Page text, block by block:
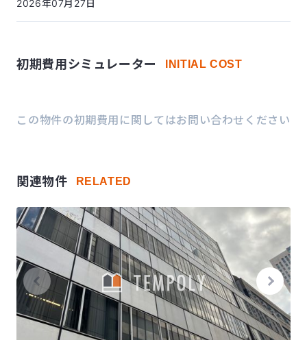
2026年07月27日
初期費用シミュレーター INITIAL COST
この物件の初期費用に関してはお問い合わせください
関連物件 RELATED